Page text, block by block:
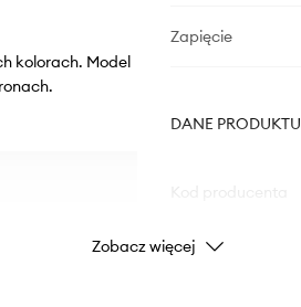
kolorach. Model
Zapięcie
DANE PRODUKTU
Kolor
Zobacz więcej